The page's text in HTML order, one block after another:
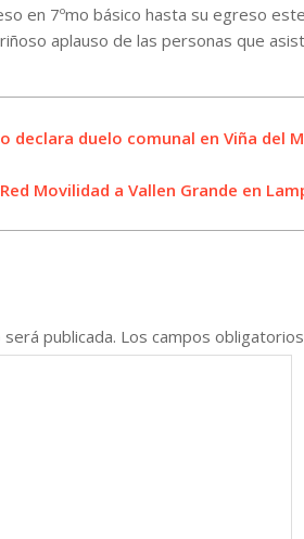
en 7ºmo básico hasta su egreso
aplauso de las personas que
declara duelo comunal en Viña del
Movilidad a Vallen Grande en
publicada. Los campos